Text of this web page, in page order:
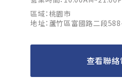
區域：桃園市
地址：蘆竹區富國路二段
查看聯